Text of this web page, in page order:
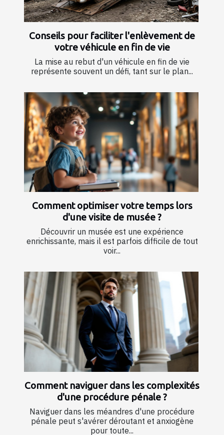
Conseils pour faciliter l'enlèvement de
votre véhicule en fin de vie
La mise au rebut d'un véhicule en fin de vie
représente souvent un défi, tant sur le plan...
Comment optimiser votre temps lors
d'une visite de musée ?
Découvrir un musée est une expérience
enrichissante, mais il est parfois difficile de tout
voir...
Comment naviguer dans les complexités
d'une procédure pénale ?
Naviguer dans les méandres d'une procédure
pénale peut s'avérer déroutant et anxiogène
pour toute...